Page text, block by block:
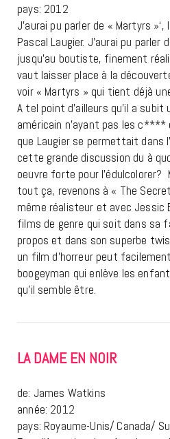
pays: 2012
J’aurai pu parler de « Martyrs
Pascal Laugier. J’aurai pu
jusqu’au boutiste, finement
vaut laisser place à la
voir « Martyrs » qui tient déjà
A tel point d’ailleurs qu’il a subit
américain n’ayant pas les
que Laugier se permettait dans
cette grande discussion du à
oeuvre forte pour l’édulcolorer?
tout ça, revenons à « The
même réalisteur et avec Jessic
films de genre qui soit dans sa
propos et dans son superbe
un film d’horreur peut
boogeyman qui enlève les
qu’il semble être.
LA DAME EN NOIR
de: James Watkins
année: 2012
pays: Royaume-Unis/ Canada/